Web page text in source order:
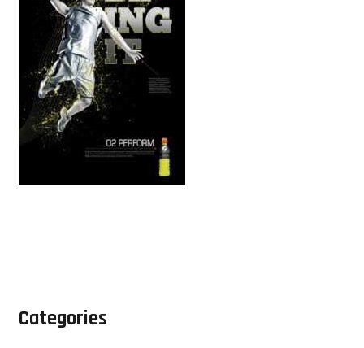
Categories